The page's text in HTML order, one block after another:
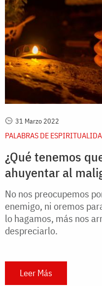
31 Marzo 2022
PALABRAS DE
¿Qué tenemos
ahuyentar al
No nos preocupemos
enemigo, ni oremos
lo hagamos, más nos
despreciarlo.
Leer Más